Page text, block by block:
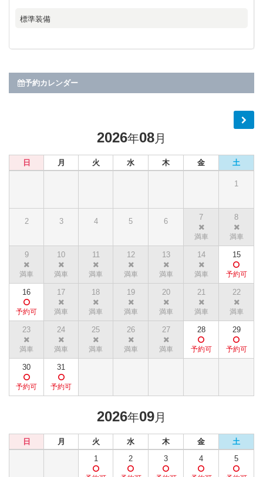
標準装備
予約カレンダー
2026年08月
日 月 火 水 木 金 土
1
2 3 4 5 6 7 8
9 10 11 12 13 14 15
16 17 18 19 20 21 22
23 24 25 26 27 28 29
30 31
2026年09月
日 月 火 水 木 金
土
1
2 3 4 5